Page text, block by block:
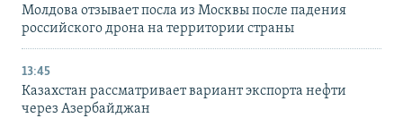
Молдова отзывает посла из Москвы после падения
российского дрона на территории страны
13:45
Казахстан рассматривает вариант экспорта нефти
через Азербайджан